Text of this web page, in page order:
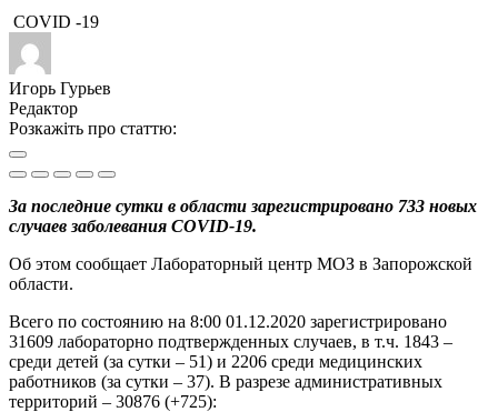
COVID -19
Игорь Гурьев
Редактор
Розкажіть про статтю:
За последние сутки в области зарегистрировано 733 новых
случаев заболевания COVID-19.
Об этом сообщает Лабораторный центр МОЗ в Запорожской
области.
Всего по состоянию на 8:00 01.12.2020 зарегистрировано
31609 лабораторно подтвержденных случаев, в т.ч. 1843 –
среди детей (за сутки – 51) и 2206 среди медицинских
работников (за сутки – 37). В разрезе административных
территорий – 30876 (+725):